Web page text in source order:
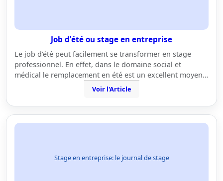
Job d'été ou stage en entreprise
Le job d’été peut facilement se transformer en stage
professionnel. En effet, dans le domaine social et
médical le remplacement en été est un excellent moyen…
Voir l'Article
Stage en entreprise: le journal de stage